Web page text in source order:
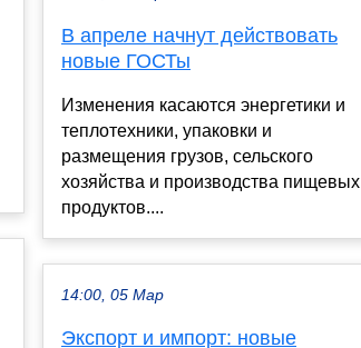
В апреле начнут действовать
новые ГОСТы
Изменения касаются энергетики и
теплотехники, упаковки и
размещения грузов, сельского
хозяйства и производства пищевых
продуктов....
14:00, 05 Мар
Экспорт и импорт: новые